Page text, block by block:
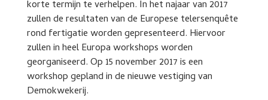
korte termijn te verhelpen. In het najaar van 2017
zullen de resultaten van de Europese telersenquête
rond fertigatie worden gepresenteerd. Hiervoor
zullen in heel Europa workshops worden
georganiseerd. Op 15 november 2017 is een
workshop gepland in de nieuwe vestiging van
Demokwekerij.